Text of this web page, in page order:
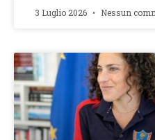
3 Luglio 2026 Nessun